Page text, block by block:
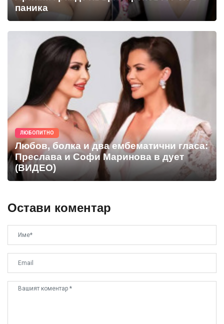
паника
ЛЮБОПИТНО
Любов, болка и два ембематични гласа:
Преслава и Софи Маринова в дует
(ВИДЕО)
Остави коментар